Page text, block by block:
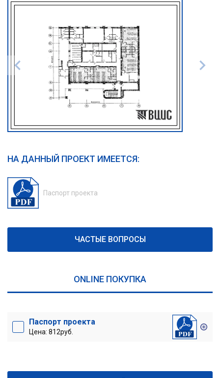
НА ДАННЫЙ ПРОЕКТ ИМЕЕТСЯ:
Паспорт проекта
ЧАСТЫЕ ВОПРОСЫ
ONLINE ПОКУПКА
Паспорт проекта
Цена: 812руб.